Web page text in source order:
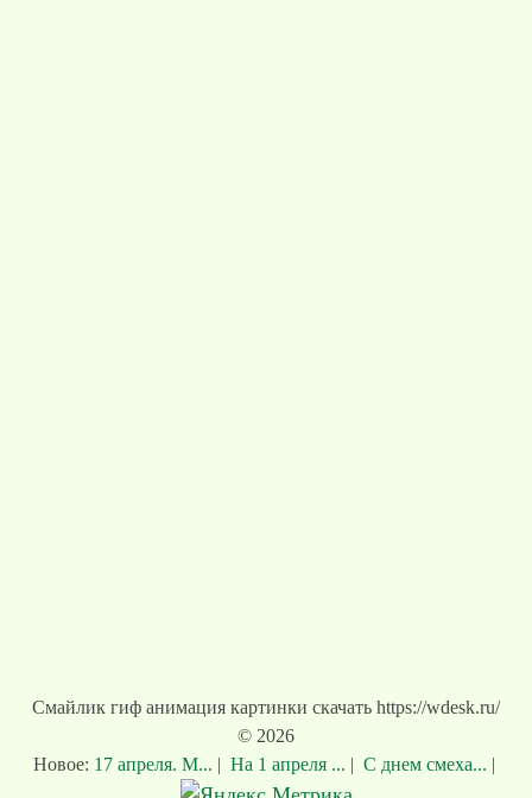
Смайлик гиф анимация картинки скачать https://wdesk.ru/
© 2026
Новое: 17 апреля. М... | На 1 апреля ... | С днем смеха... |